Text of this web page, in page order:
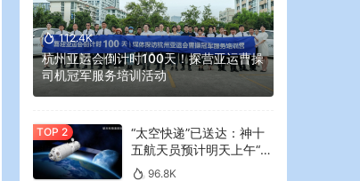
112.4K
杭州亚运会倒计时100天！探营亚运曹操
司机冠军服务培训活动
“太空快递”已送达：神十
五航天员预计明天上午“拆
快递”96.8K